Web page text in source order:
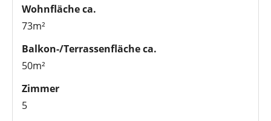
Wohnfläche ca.
73m²
Balkon-/Terrassenfläche ca.
50m²
Zimmer
5